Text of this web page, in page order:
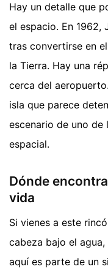
Hay un detalle que
el espacio. En 1962,
tras convertirse en
la Tierra. Hay una
cerca del
isla que parece
escenario de uno de
espacial.
Dónde
vida
Si vienes a este
cabeza bajo el
aquí es parte de un